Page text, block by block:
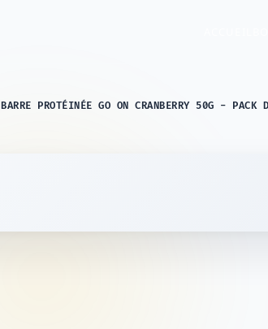
BARRE PROTÉINÉE GO ON CRANBERRY 50G - PACK